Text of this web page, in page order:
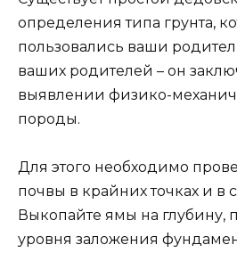
определения типа грунта,
пользовались ваши
ваших родителей – он
выявлении физико-
породы.
Для этого необходимо
почвы в крайних точках и в
Выкопайте ямы на глубину,
уровня заложения